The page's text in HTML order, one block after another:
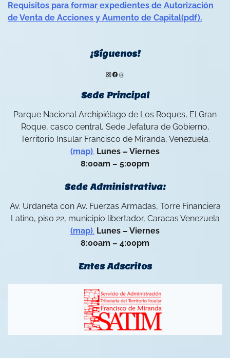
Requisitos para formar expedientes de Autorización
de Venta de Acciones y Aumento de Capital(pdf).
¡Síguenos!
Instagram
Facebook
Threads
Sede Principal
Parque Nacional Archipiélago de Los Roques, El Gran
Roque, casco central, Sede Jefatura de Gobierno,
Territorio Insular Francisco de Miranda, Venezuela.
(map). Lunes – Viernes
8:00am – 5:00pm
Sede Administrativa:
Av. Urdaneta con Av. Fuerzas Armadas, Torre Financiera
Latino, piso 22, municipio libertador, Caracas Venezuela
(map). Lunes – Viernes
8:00am – 4:00pm
Entes Adscritos